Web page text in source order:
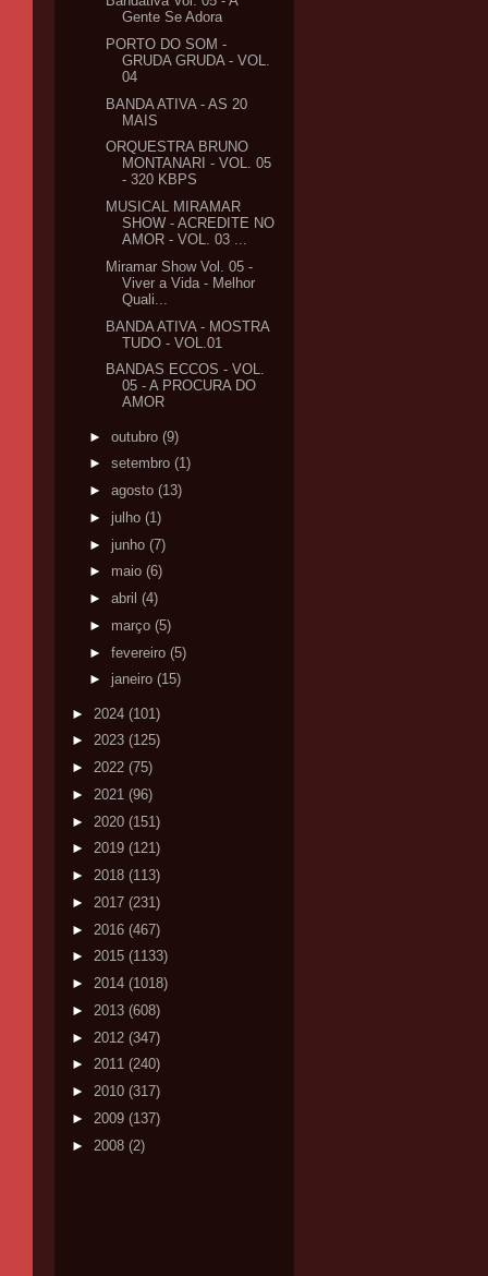
Gente Se Adora
PORTO DO SOM -
GRUDA GRUDA - VOL.
04
BANDA ATIVA - AS 20
MAIS
ORQUESTRA BRUNO
MONTANARI - VOL. 05
- 320 KBPS
MUSICAL MIRAMAR
SHOW - ACREDITE NO
AMOR - VOL. 03 ...
Miramar Show Vol. 05 -
Viver a Vida - Melhor
Quali...
BANDA ATIVA - MOSTRA
TUDO - VOL.01
BANDAS ECCOS - VOL.
05 - A PROCURA DO
AMOR
► outubro (9)
► setembro (1)
► agosto (13)
► julho (1)
► junho (7)
► maio (6)
► abril (4)
► março (5)
► fevereiro (5)
► janeiro (15)
► 2024 (101)
► 2023 (125)
► 2022 (75)
► 2021 (96)
► 2020 (151)
► 2019 (121)
► 2018 (113)
► 2017 (231)
► 2016 (467)
► 2015 (1133)
► 2014 (1018)
► 2013 (608)
► 2012 (347)
► 2011 (240)
► 2010 (317)
► 2009 (137)
► 2008 (2)